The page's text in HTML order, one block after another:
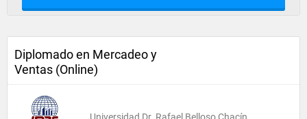
Diplomado en Mercadeo y
Ventas (Online)